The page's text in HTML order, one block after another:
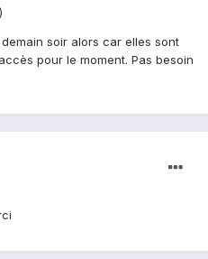
soir alors car elles sont
pour le moment. Pas besoin